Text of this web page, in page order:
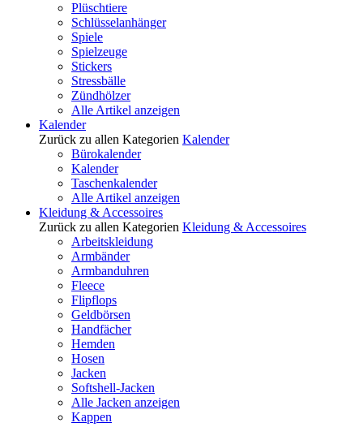
Plüschtiere
Schlüsselanhänger
Spiele
Spielzeuge
Stickers
Stressbälle
Zündhölzer
Alle Artikel anzeigen
Kalender
Zurück zu allen Kategorien Kalender
Bürokalender
Kalender
Taschenkalender
Alle Artikel anzeigen
Kleidung & Accessoires
Zurück zu allen Kategorien Kleidung & Accessoires
Arbeitskleidung
Armbänder
Armbanduhren
Fleece
Flipflops
Geldbörsen
Handfächer
Hemden
Hosen
Jacken
Softshell-Jacken
Alle Jacken anzeigen
Kappen